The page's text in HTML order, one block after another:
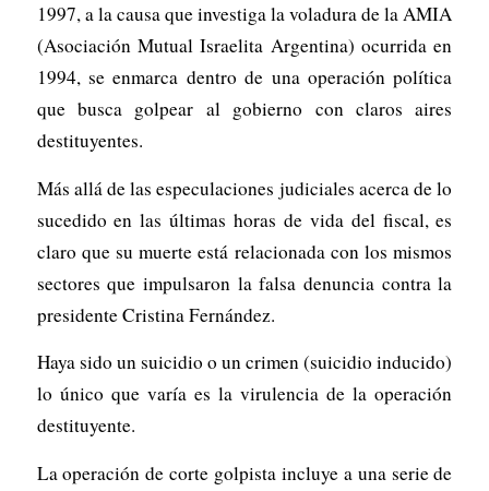
1997, a la causa que investiga la voladura de la AMIA
(Asociación Mutual Israelita Argentina) ocurrida en
1994, se enmarca dentro de una operación política
que busca golpear al gobierno con claros aires
destituyentes.
Más allá de las especulaciones judiciales acerca de lo
sucedido en las últimas horas de vida del fiscal, es
claro que su muerte está relacionada con los mismos
sectores que impulsaron la falsa denuncia contra la
presidente Cristina Fernández.
Haya sido un suicidio o un crimen (suicidio inducido)
lo único que varía es la virulencia de la operación
destituyente.
La operación de corte golpista incluye a una serie de